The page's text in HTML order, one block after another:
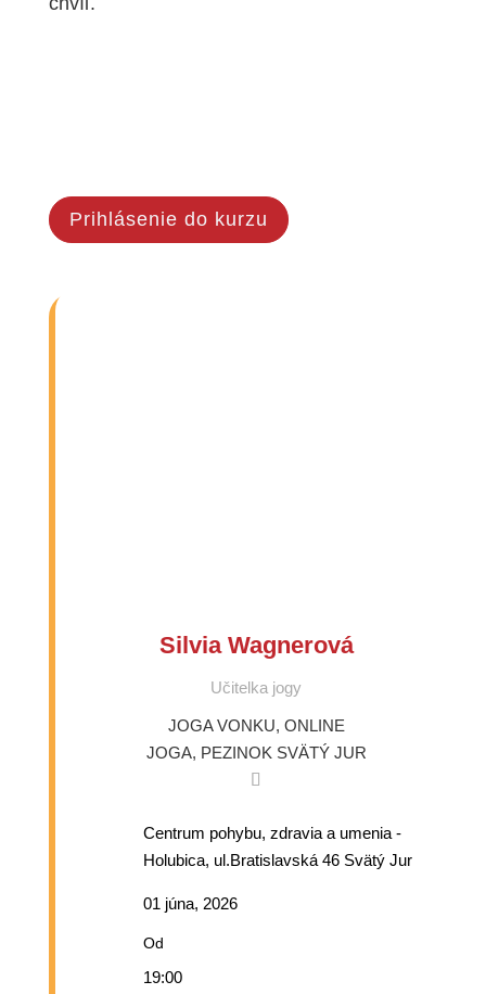
Prihlásenie do kurzu
Silvia Wagnerová
Učitelka jogy
JOGA VONKU, ONLINE
JOGA, PEZINOK SVÄTÝ JUR
Centrum pohybu, zdravia a umenia -
Holubica, ul.Bratislavská 46 Svätý Jur
01 júna, 2026
Od
19:00